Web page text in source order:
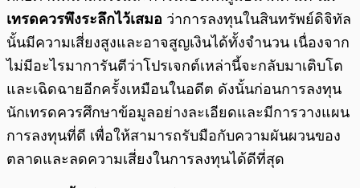
เทรดควรพึงระลึกไว้เสมอ ว่าการลงทุนในสินทรัพย์ดิจิทัล
นั้นมีความเสี่ยงสูงและอาจสูญเงินได้ทั้งจำนวน เนื่องจาก
ไม่มีอะไรมาการันตีว่าโปรเจกต์เหล่านี้จะกลับมาเติบโต
และเฉิดฉายอีกครั้งเหมือนในอดีต ดังนั้นก่อนการลงทุน
นักเทรดควรศึกษาข้อมูลอย่างละเอียดและมีการวางแผน
การลงทุนที่ดี เพื่อให้สามารถรับมือกับความผันผวนของ
ตลาดและลดความเสี่ยงในการลงทุนได้ดีที่สุด